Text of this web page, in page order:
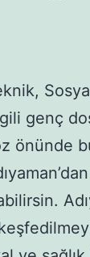
genç
önünde